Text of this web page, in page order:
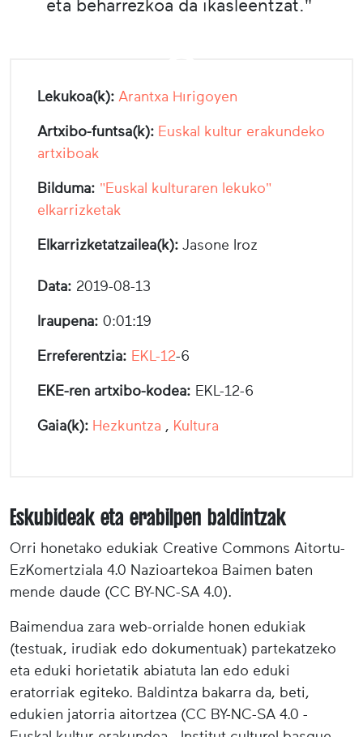
eta beharrezkoa da ikasleentzat."
Lekukoa(k): Arantxa Hirigoyen
Artxibo-funtsa(k): Euskal kultur erakundeko
artxiboak
Bilduma: "Euskal kulturaren lekuko"
elkarrizketak
Elkarrizketatzailea(k): Jasone Iroz
Data: 2019-08-13
Iraupena: 0:01:19
Erreferentzia: EKL-12-6
EKE-ren artxibo-kodea: EKL-12-6
Gaia(k): Hezkuntza , Kultura
Eskubideak eta erabilpen baldintzak
Orri honetako edukiak Creative Commons Aitortu-
EzKomertziala 4.0 Nazioartekoa Baimen baten
mende daude (CC BY-NC-SA 4.0).
Baimendua zara web-orrialde honen edukiak
(testuak, irudiak edo dokumentuak) partekatzeko
eta eduki horietatik abiatuta lan edo eduki
eratorriak egiteko. Baldintza bakarra da, beti,
edukien jatorria aitortzea (CC BY-NC-SA 4.0 -